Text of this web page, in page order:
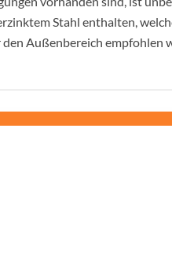
Stahl enthalten,
Außenbereich empfohlen